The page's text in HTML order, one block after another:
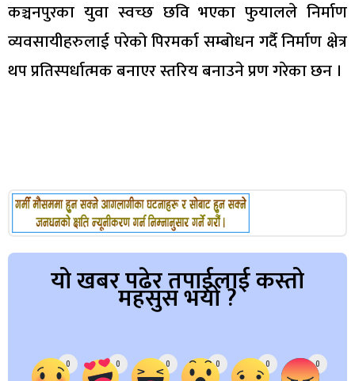
कञ्चनपुरका युवा स्वच्छ छवि भएका फुयालले निर्माण
व्यवसायीहरुलाई परेको पिरमर्का सम्बोधन गर्दै निर्माण क्षेत्र
थप प्रतिस्पर्धात्मक बनाएर स्तरिय बनाउने प्रण गरेका छन ।
यो खबर पढेर तपाईलाई कस्तो
महसुस भयो ?
0 0 0 0 0 0